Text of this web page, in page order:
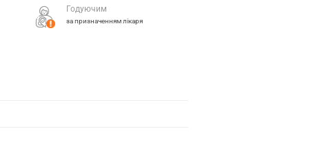
Годуючим
за призначенням лікаря